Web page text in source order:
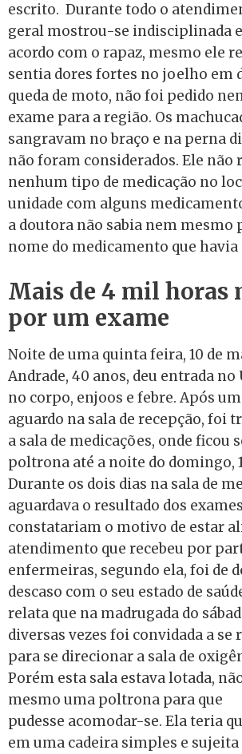
escrito. Durante todo o
geral mostrou-se indisciplinada
acordo com o rapaz, mesmo ele
sentia dores fortes no joelho em
queda de moto, não foi pedido
exame para a região. Os
sangravam no braço e na perna
não foram considerados. Ele não
nenhum tipo de medicação no
unidade com alguns
a doutora não sabia nem mesmo
nome do medicamento que
Mais de 4 mil horas
por um exame
Noite de uma quinta feira, 10 de
Andrade, 40 anos, deu entrada no
no corpo, enjoos e febre. Após
aguardo na sala de recepção, foi
a sala de medicações, onde ficou
poltrona até a noite do domingo,
Durante os dois dias na sala de
aguardava o resultado dos
constatariam o motivo de estar
atendimento que recebeu por
enfermeiras, segundo ela, foi de
descaso com o seu estado de
relata que na madrugada do
diversas vezes foi convidada a se
para se direcionar a sala de
Porém esta sala estava lotada,
mesmo uma poltrona para que
pudesse acomodar-se. Ela teria
em uma cadeira simples e